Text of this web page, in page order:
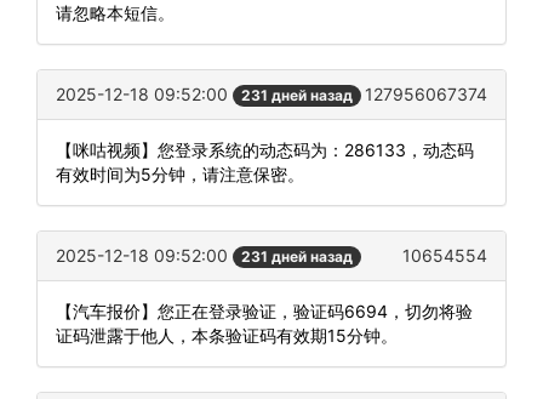
请忽略本短信。
2025-12-18 09:52:00 231 дней назад 127956067374
【咪咕视频】您登录系统的动态码为：286133，动态码
有效时间为5分钟，请注意保密。
2025-12-18 09:52:00 231 дней назад 10654554
【汽车报价】您正在登录验证，验证码6694，切勿将验
证码泄露于他人，本条验证码有效期15分钟。